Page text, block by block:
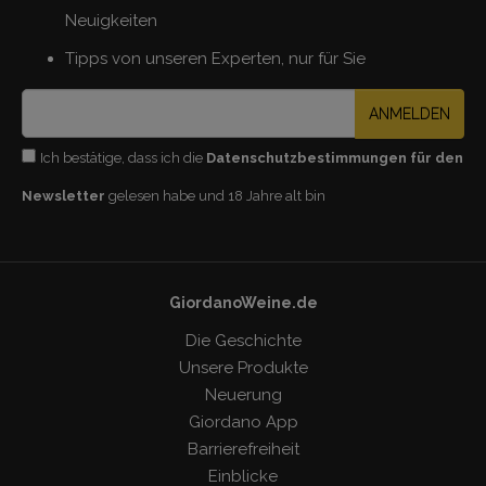
Neuigkeiten
Tipps von unseren Experten, nur für Sie
ANMELDEN
Ich bestätige, dass ich die Datenschutzbestimmungen für den
Newsletter gelesen habe und 18 Jahre alt bin
GiordanoWeine.de
Die Geschichte
Unsere Produkte
Neuerung
Giordano App
Barrierefreiheit
Einblicke